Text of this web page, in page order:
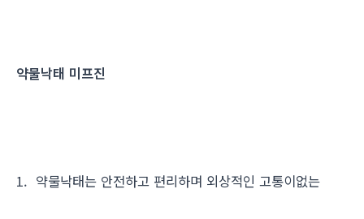
약물낙태 미프진
1. 약물낙태는 안전하고 편리하며 외상적인 고통이없는